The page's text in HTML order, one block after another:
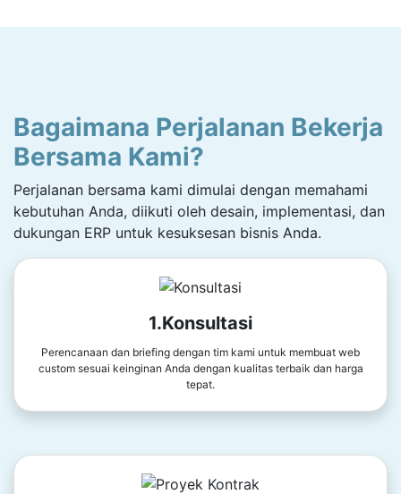
Bagaimana Perjalanan Bekerja
Bersama Kami?
Perjalanan bersama kami dimulai dengan memahami
kebutuhan Anda, diikuti oleh desain, implementasi, dan
dukungan ERP untuk kesuksesan bisnis Anda.
1.Konsultasi
Perencanaan dan briefing dengan tim kami untuk membuat web
custom sesuai keinginan Anda dengan kualitas terbaik dan harga
tepat.